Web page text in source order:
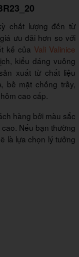
chất lượng đến từ
ưu đãi hơn so với
kế của Vali Valinice
kiểu dáng vuông
xuất từ chất liệu
bề mặt chống trầy,
cao cấp.
hàng bởi màu sắc
Nếu bạn thường
là lựa chọn lý tưởng